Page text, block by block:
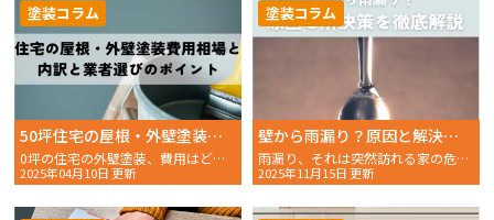
50坪住宅の屋根・外壁塗装費用相場とは？内訳と業者選びのポイント
0坪の住宅の外壁塗装、費用はどれくらいかかるのか、不安に感
2025年04月10日 更新
塗装コラム
壁から雨漏り？原因と解決策を解説
雨漏り、それは突然訪れる家の危機。天井からポタポタと水が滴る…そんな劇的な光景を想像する方もいるかも……
2025年11月15日 更新
塗装コラム